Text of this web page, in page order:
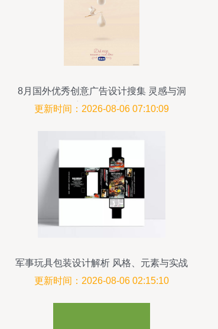
8月国外优秀创意广告设计搜集 灵感与洞
察的视觉盛宴
更新时间：2026-08-06 07:10:09
军事玩具包装设计解析 风格、元素与实战
技巧
更新时间：2026-08-06 02:15:10